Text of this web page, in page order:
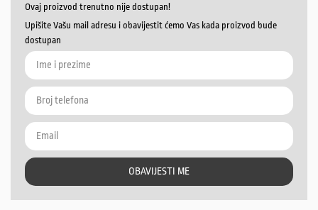
Ovaj proizvod trenutno nije dostupan!
Upišite Vašu mail adresu i obavijestit ćemo Vas kada proizvod bude
dostupan
OBAVIJESTI ME